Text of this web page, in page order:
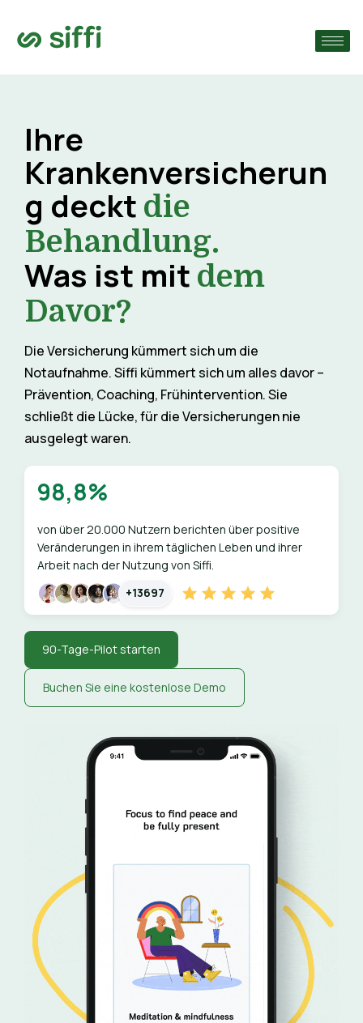
Ihre
Krankenversicherun
g deckt die
Behandlung.
Was ist mit dem
Davor?
Die Versicherung kümmert sich um die
Notaufnahme. Siffi kümmert sich um alles davor –
Prävention, Coaching, Frühintervention. Sie
schließt die Lücke, für die Versicherungen nie
ausgelegt waren.
98,8%
+13697
von über 20.000 Nutzern berichten über positive
Veränderungen in ihrem täglichen Leben und ihrer
Arbeit nach der Nutzung von Siffi.
90-Tage-Pilot starten
Buchen Sie eine kostenlose Demo